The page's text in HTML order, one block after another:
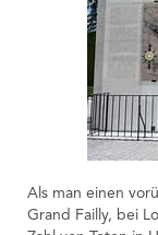
Als man einen
Grand Failly, bei